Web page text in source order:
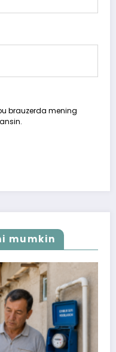
brauzerda mening
mumkin